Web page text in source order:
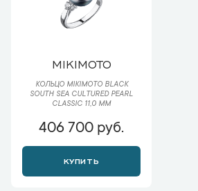
MIKIMOTO
КОЛЬЦО MIKIMOTO BLACK
SOUTH SEA CULTURED PEARL
CLASSIC 11,0 ММ
406 700 руб.
КУПИТЬ